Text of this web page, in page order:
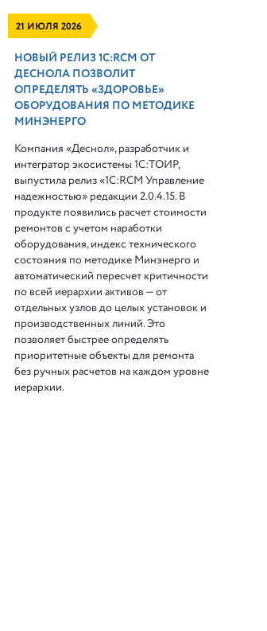
21 ИЮЛЯ 2026
НОВЫЙ РЕЛИЗ 1С:RCM ОТ
ДЕСНОЛА ПОЗВОЛИТ
ОПРЕДЕЛЯТЬ «ЗДОРОВЬЕ»
ОБОРУДОВАНИЯ ПО МЕТОДИКЕ
МИНЭНЕРГО
Компания «Деснол», разработчик и
интегратор экосистемы 1С:ТОИР,
выпустила релиз «1С:RCM Управление
надежностью» редакции 2.0.4.15. В
продукте появились расчет стоимости
ремонтов с учетом наработки
оборудования, индекс технического
состояния по методике Минэнерго и
автоматический пересчет критичности
по всей иерархии активов — от
отдельных узлов до целых установок и
производственных линий. Это
позволяет быстрее определять
приоритетные объекты для ремонта
без ручных расчетов на каждом уровне
иерархии.